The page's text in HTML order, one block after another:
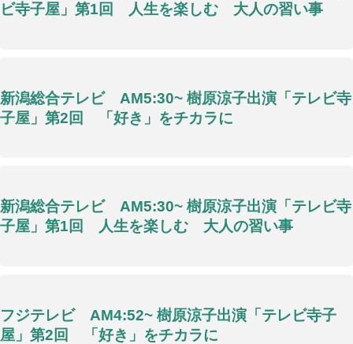
ビ寺子屋」第1回 人生を楽しむ 大人の習い事
新潟総合テレビ AM5:30~ 樹原涼子出演「テレビ寺
子屋」第2回 「好き」をチカラに
新潟総合テレビ AM5:30~ 樹原涼子出演「テレビ寺
子屋」第1回 人生を楽しむ 大人の習い事
フジテレビ AM4:52~ 樹原涼子出演「テレビ寺子
屋」第2回 「好き」をチカラに